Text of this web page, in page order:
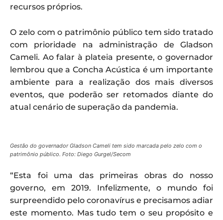
recursos próprios.
O zelo com o patrimônio público tem sido tratado
com prioridade na administração de Gladson
Cameli. Ao falar à plateia presente, o governador
lembrou que a Concha Acústica é um importante
ambiente para a realização dos mais diversos
eventos, que poderão ser retomados diante do
atual cenário de superação da pandemia.
Gestão do governador Gladson Cameli tem sido marcada pelo zelo com o
patrimônio público. Foto: Diego Gurgel/Secom
“Esta foi uma das primeiras obras do nosso
governo, em 2019. Infelizmente, o mundo foi
surpreendido pelo coronavírus e precisamos adiar
este momento. Mas tudo tem o seu propósito e